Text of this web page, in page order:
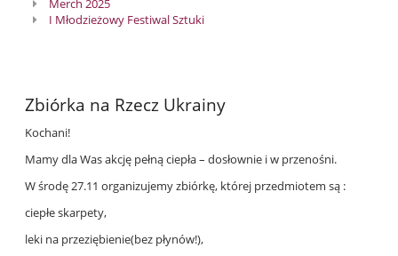
Merch 2025
I Młodzieżowy Festiwal Sztuki
Zbiórka na Rzecz Ukrainy
Kochani!
Mamy dla Was akcję pełną ciepła – dosłownie i w przenośni.
W środę 27.11 organizujemy zbiórkę, której przedmiotem są :
ciepłe skarpety,
leki na przeziębienie(bez płynów!),